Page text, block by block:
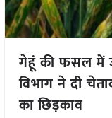
गेहूं की फसल में
विभाग ने दी
का छिड़काव